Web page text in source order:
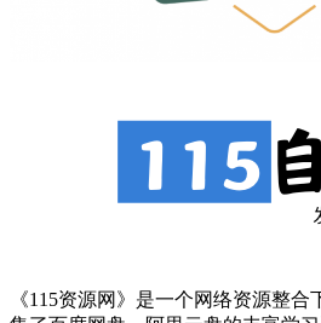
《115资源网》是一个网络资源整